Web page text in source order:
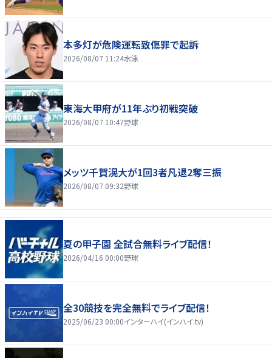
本多灯が危険運転致傷罪で起訴
2026/08/07 11:24水泳
東海大甲府が11年ぶり初戦突破
2026/08/07 10:47野球
メッツ千賀滉大が1回3者凡退2奪三振
2026/08/07 09:32野球
夏の甲子園 全試合無料ライブ配信！
2026/04/16 00:00野球
全30競技を完全無料でライブ配信！
2025/06/23 00:00インターハイ(インハイ.tv)